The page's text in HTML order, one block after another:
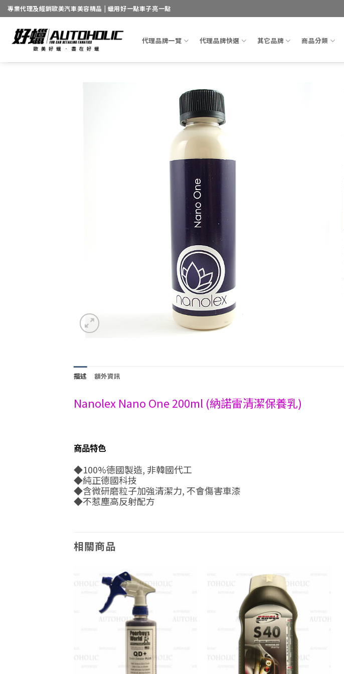
Skip
to
content
專業代理及經銷歐美汽車美容精品 | 蠟用好一點車子亮一點
代理品牌一覽 代理品牌快選 其它品牌 商品分類
描述 額外資訊
Nanolex Nano One 200ml (納諾雷清潔保養乳)
商品特色
◆100%德國製造, 非韓國代工
◆純正德國科技
◆含微研磨粒子加強清潔力, 不會傷害車漆
◆不惹塵高反射配方
相關商品